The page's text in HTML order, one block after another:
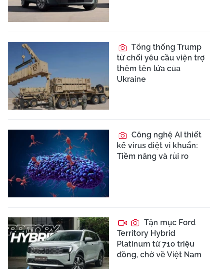
Tổng thống Trump
từ chối yêu cầu viện trợ
thêm tên lửa của
Ukraine
Công nghệ AI thiết
kế virus diệt vi khuẩn:
Tiềm năng và rủi ro
Tận mục Ford
Territory Hybrid
Platinum từ 710 triệu
đồng, chờ về Việt Nam